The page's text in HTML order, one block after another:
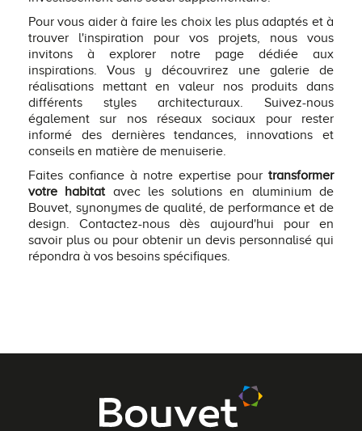
Pour vous aider à faire les choix les plus adaptés et à
trouver l'inspiration pour vos projets, nous vous
invitons à explorer notre page dédiée aux
inspirations. Vous y découvrirez une galerie de
réalisations mettant en valeur nos produits dans
différents styles architecturaux. Suivez-nous
également sur nos réseaux sociaux pour rester
informé des dernières tendances, innovations et
conseils en matière de menuiserie.
Faites confiance à notre expertise pour transformer
votre habitatavec les solutions en aluminium de
Bouvet, synonymes de qualité, de performance et de
design. Contactez-nous dès aujourd'hui pour en
savoir plus ou pour obtenir un devis personnalisé qui
répondra à vos besoins spécifiques.